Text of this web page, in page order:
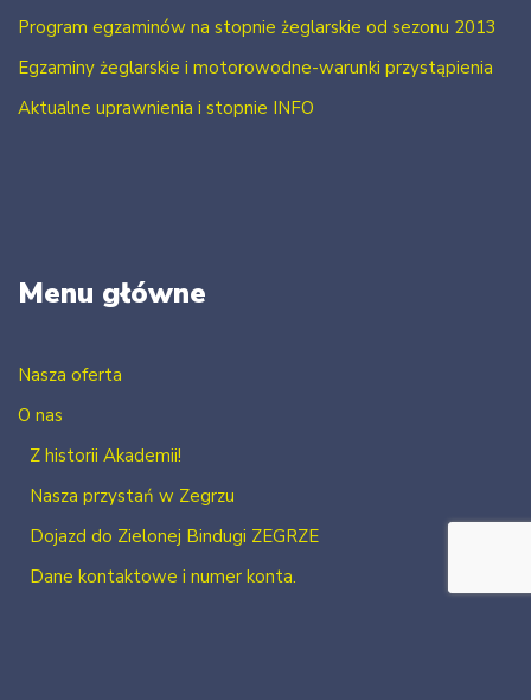
Program egzaminów na stopnie żeglarskie od sezonu 2013
Egzaminy żeglarskie i motorowodne-warunki przystąpienia
Aktualne uprawnienia i stopnie INFO
Menu główne
Nasza oferta
O nas
Z historii Akademii!
Nasza przystań w Zegrzu
Dojazd do Zielonej Bindugi ZEGRZE
Dane kontaktowe i numer konta.